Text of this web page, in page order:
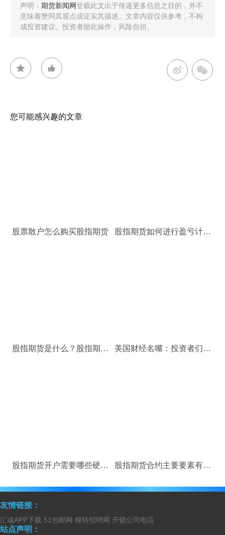
声明： 期货新闻网登载此文出于传递更多信息之目的，并不
意味着赞同其观点或证实其描述。文章内容仅供参考，不构
成投资建议。投资者据此操作，风险自担。
您可能感兴趣的文章
股票散户怎么购买股指期货 股指期货如何进行盈亏计算？股指期货计算公式是什么？
股指期货是什么？股指期货开户条件是什么？ 美国财经名嘴：投资者们眼下该持有10%的黄金
股指期货开户需要哪些硬性条件？具体介绍 股指期货合约主要要素有哪些？股指期货合约介绍
友情链接：
汇魂APP下载 51包邮网 模特招聘网 开锁公司电话
站点声明：